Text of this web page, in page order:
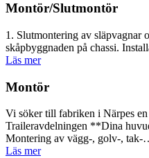
Montör/Slutmontör
1. Slutmontering av släpvagnar
skåpbyggnaden på chassi.
Läs mer
Montör
Vi söker till fabriken i Närpes
Traileravdelningen **Dina
Montering av vägg-, golv-,
Läs mer